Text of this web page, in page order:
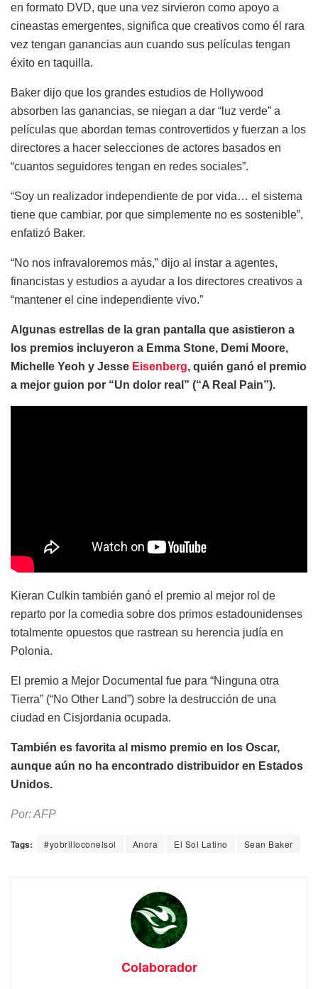
en formato DVD, que una vez sirvieron como apoyo a
cineastas emergentes, significa que creativos como él rara
vez tengan ganancias aun cuando sus películas tengan
éxito en taquilla.
Baker dijo que los grandes estudios de Hollywood
absorben las ganancias, se niegan a dar “luz verde” a
películas que abordan temas controvertidos y fuerzan a los
directores a hacer selecciones de actores basados en
“cuantos seguidores tengan en redes sociales”.
“Soy un realizador independiente de por vida… el sistema
tiene que cambiar, por que simplemente no es sostenible”,
enfatizó Baker.
“No nos infravaloremos más,” dijo al instar a agentes,
financistas y estudios a ayudar a los directores creativos a
“mantener el cine independiente vivo.”
Algunas estrellas de la gran pantalla que asistieron a
los premios incluyeron a Emma Stone, Demi Moore,
Michelle Yeoh y Jesse Eisenberg, quién ganó el premio
a mejor guion por “Un dolor real” (“A Real Pain”).
Kieran Culkin también ganó el premio al mejor rol de
reparto por la comedia sobre dos primos estadounidenses
totalmente opuestos que rastrean su herencia judía en
Polonia.
El premio a Mejor Documental fue para “Ninguna otra
Tierra” (“No Other Land”) sobre la destrucción de una
ciudad en Cisjordania ocupada.
También es favorita al mismo premio en los Oscar,
aunque aún no ha encontrado distribuidor en Estados
Unidos.
Por: AFP
Tags: #yobrilloconelsol Anora El Sol Latino Sean Baker
Colaborador